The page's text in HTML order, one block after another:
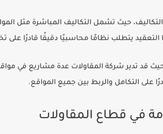
حيث تشمل التكاليف المباشرة مثل
هذا التعقيد يتطلب نظامًا محاسبيًا دقيقًا
قد تدير شركة المقاولات عدة مشاريع في
على التكامل والربط بين جميع المواقع.
في قطاع المقاولات